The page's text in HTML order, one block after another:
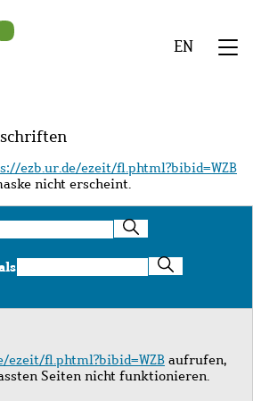
EN
ezb.ur.de/ezeit/fl.phtml?bibid=WZB
nicht erscheint.
Suche
nach
Journals
ezeit/fl.phtml?bibid=WZB aufrufen,
Seiten nicht funktionieren.